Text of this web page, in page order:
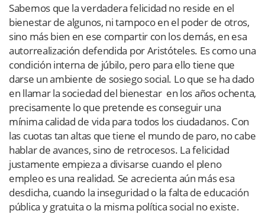
Sabemos que la verdadera felicidad no reside en el
bienestar de algunos, ni tampoco en el poder de otros,
sino más bien en ese compartir con los demás, en esa
autorrealización defendida por Aristóteles. Es como una
condición interna de júbilo, pero para ello tiene que
darse un ambiente de sosiego social. Lo que se ha dado
en llamar la sociedad del bienestar en los años ochenta,
precisamente lo que pretende es conseguir una
mínima calidad de vida para todos los ciudadanos. Con
las cuotas tan altas que tiene el mundo de paro, no cabe
hablar de avances, sino de retrocesos. La felicidad
justamente empieza a divisarse cuando el pleno
empleo es una realidad. Se acrecienta aún más esa
desdicha, cuando la inseguridad o la falta de educación
pública y gratuita o la misma política social no existe.